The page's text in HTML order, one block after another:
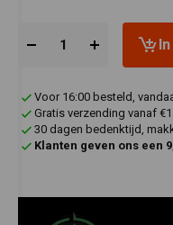
Voor 16:00 besteld,
Gratis verzending vanaf
30 dagen bedenktijd,
Klanten geven ons een